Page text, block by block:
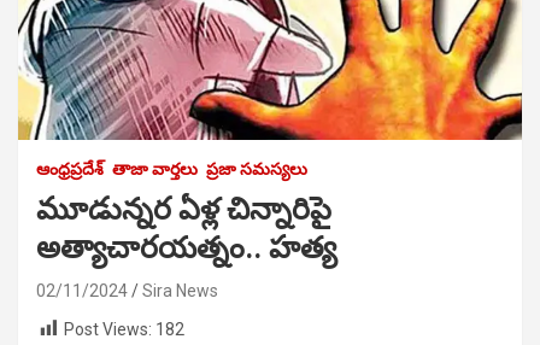
ఆంధ్రప్రదేశ్ తాజా వార్తలు ప్రజా సమస్యలు
మూడున్నర ఏళ్ల చిన్నారిపై
అత్యాచారయత్నం.. హత్య
02/11/2024
Sira News
Post Views: 182